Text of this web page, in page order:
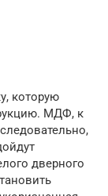
которую
МДФ, к
дверного